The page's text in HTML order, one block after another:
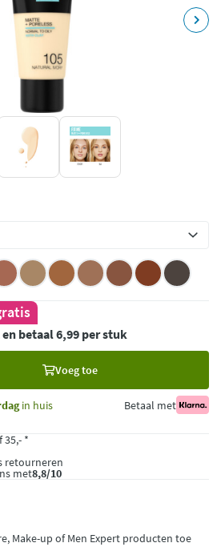
en betaal 6,99 per stuk
Voeg toe
in huis Betaal met
35,- *
retourneren
met8,8/10
Make-up of Men Expert producten toe